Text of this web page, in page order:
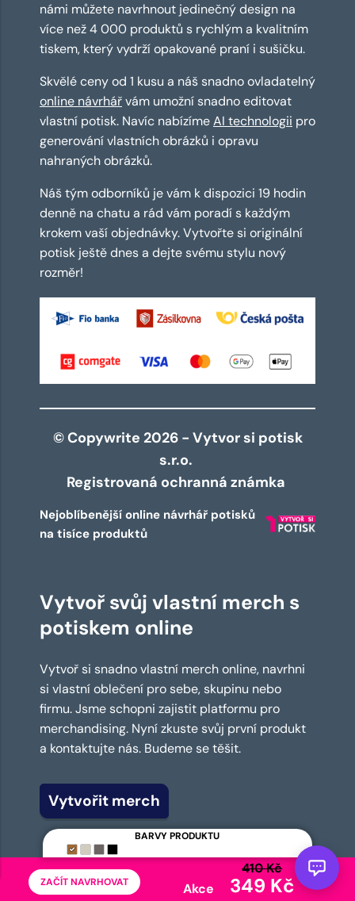
ZAČÍT NAVRHOVAT
BARVY PRODUKTU
410 Kč
349 Kč
Akce
námi můžete navrhnout jedinečný design na
více než 4 000 produktů s rychlým a kvalitním
tiskem, který vydrží opakované praní i sušičku.
Skvělé ceny od 1 kusu a náš snadno ovladatelný
online návrhářvám umožní snadno editovat
vlastní potisk. Navíc nabízímeAI technologii pro
generování vlastních obrázků i opravu
nahraných obrázků.
Náš tým odborníků je vám k dispozici 19 hodin
denně na chatu a rád vám poradí s každým
krokem vaší objednávky. Vytvořte si originální
potisk ještě dnes a dejte svému stylu nový
rozměr!
© Copywrite 2026 - Vytvor si potisk
s.r.o.
Registrovaná ochranná známka
Nejoblíbenější online návrhář potisků
na tisíce produktů
Vytvoř svůj vlastní merch s
potiskem online
Vytvoř si snadno vlastní merch online, navrhni
si vlastní oblečení pro sebe, skupinu nebo
firmu. Jsme schopni zajistit platformu pro
merchandising. Nyní zkuste svůj první produkt
a kontaktujte nás. Budeme se těšit.
Vytvořit merch